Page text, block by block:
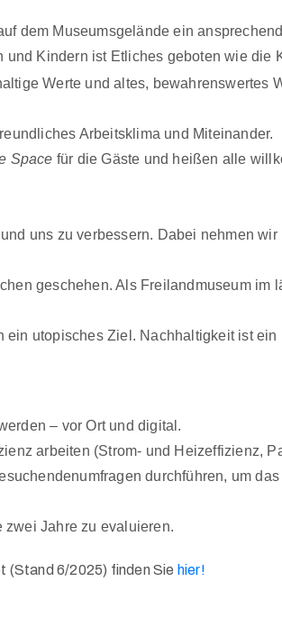
dem Museumsgelände ein
und Kindern ist Etliches geboten wie die
Werte und altes, bewahrenswertes
Arbeitsklima und Miteinander.
Space für die Gäste und heißen alle
uns zu verbessern. Dabei nehmen
geschehen. Als Freilandmuseum
ein utopisches Ziel. Nachhaltigkeit ist
– vor Ort und digital.
arbeiten (Strom- und Heizeffizienz,
durchführen, um das
zwei Jahre zu evaluieren.
(Stand 6/2025) finden Sie hier!